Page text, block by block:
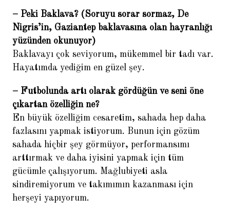
– Peki Baklava? (Soruyu sorar sormaz, De
Nigris’in, Gaziantep baklavasına olan hayranlığı
yüzünden okunuyor)
Baklavayı çok seviyorum, mükemmel bir tadı var.
Hayatımda yediğim en güzel şey.
– Futbolunda artı olarak gördüğün ve seni öne
çıkartan özelliğin ne?
En büyük özelliğim cesaretim, sahada hep daha
fazlasını yapmak istiyorum. Bunun için gözüm
sahada hiçbir şey görmüyor, performansımı
arttırmak ve daha iyisini yapmak için tüm
gücümle çalışıyorum. Mağlubiyeti asla
sindiremiyorum ve takımımın kazanması için
herşeyi yapıyorum.